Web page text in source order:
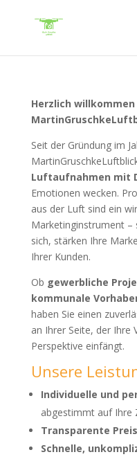
Herzlich willkommen
Seit der Gründung im
Luftaufnahmen mit
Emotionen wecken.
aus der Luft sind ein
Marketinginstrument –
sich, stärken Ihre
Ihrer Kunden.
Ob gewerbliche
kommunale
haben Sie einen
an Ihrer Seite, der Ihre
Perspektive einfängt.
Unsere
Individuelle und
abgestimmt auf Ihre
Transparente
Schnelle,